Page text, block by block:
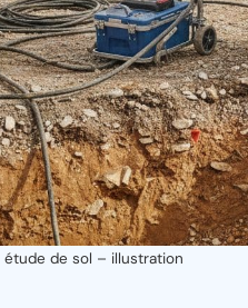
de sol – illustration